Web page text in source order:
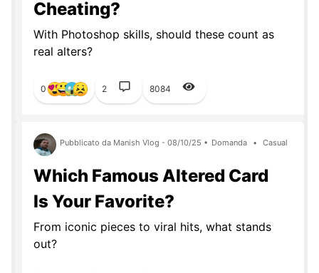
Cheating?
With Photoshop skills, should these count as
real alters?
0 2 8084
Pubblicato da Manish Vlog - 08/10/25 • Domanda • Casual
Which Famous Altered Card
Is Your Favorite?
From iconic pieces to viral hits, what stands
out?